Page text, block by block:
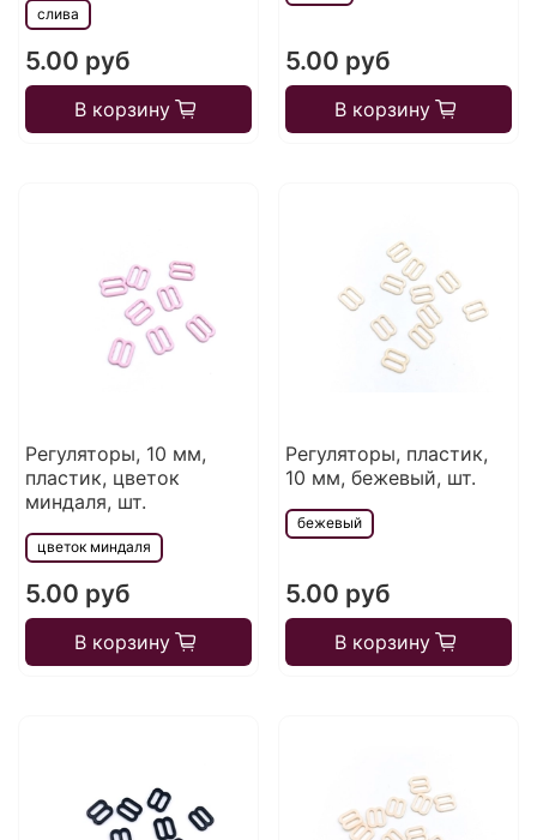
слива
5.00 руб
В корзину
5.00 руб
В корзину
Регуляторы, 10 мм,
пластик, цветок
миндаля, шт.
цветок миндаля
5.00 руб
В корзину
Регуляторы, пластик,
10 мм, бежевый, шт.
бежевый
5.00 руб
В корзину